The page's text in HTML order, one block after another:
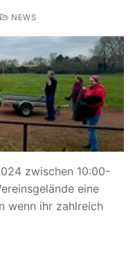
NEWS
zwischen 10:00-
eine
wenn ihr zahlreich